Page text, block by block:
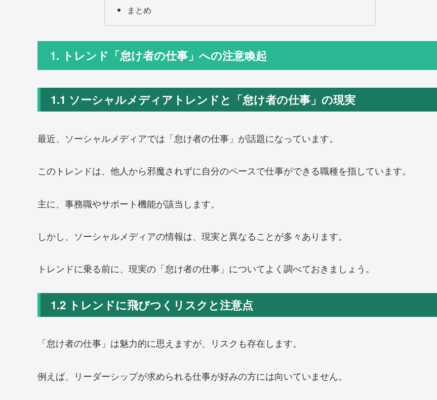
まとめ
1. トレンド「怠け者の仕事」への注意喚起
1.1 ソーシャルメディアトレンドと「怠け者の仕事」の現実
最近、ソーシャルメディアでは「怠け者の仕事」が話題になっています。
このトレンドは、他人から邪魔されずに自分のペースで仕事ができる職種を指しています。
主に、事務職やサポート機能が該当します。
しかし、ソーシャルメディアの情報は、現実と異なることが多々あります。
トレンドに乗る前に、現実の「怠け者の仕事」についてよく調べておきましょう。
1.2 トレンドに飛びつくリスクと注意点
「怠け者の仕事」は魅力的に思えますが、リスクも存在します。
例えば、リーダーシップが求められる仕事が好みの方には向いていません。